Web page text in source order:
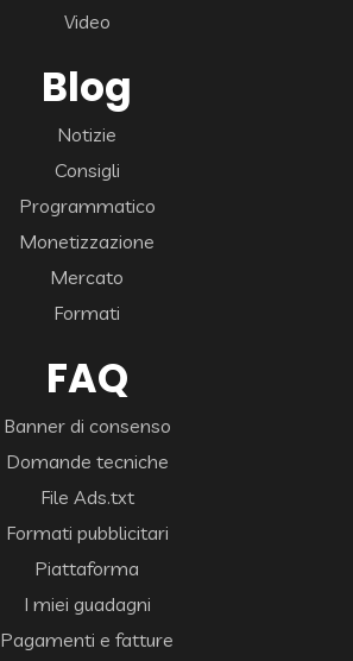
Video
Blog
Notizie
Consigli
Programmatico
Monetizzazione
Mercato
Formati
FAQ
Banner di consenso
Domande tecniche
File Ads.txt
Formati pubblicitari
Piattaforma
I miei guadagni
Pagamenti e fatture